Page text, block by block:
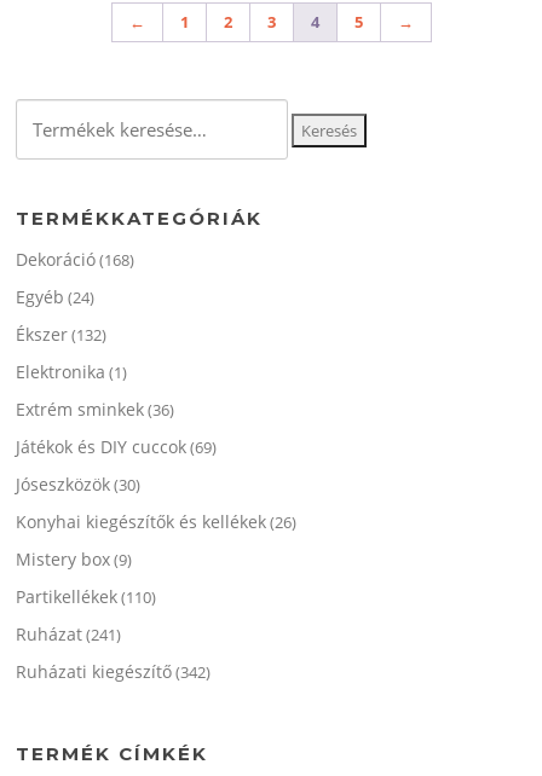
← 1 2 3 4 5 →
következőre:
Keresés
TERMÉKKATEGÓRIÁK
Dekoráció(168)
Egyéb (24)
Ékszer(132)
Elektronika (1)
Extrém sminkek(36)
Játékok és DIY cuccok(69)
Jóseszközök(30)
Konyhai kiegészítők és kellékek(26)
Mistery box(9)
Partikellékek(110)
Ruházat(241)
Ruházati kiegészítő(342)
TERMÉK CÍMKÉK